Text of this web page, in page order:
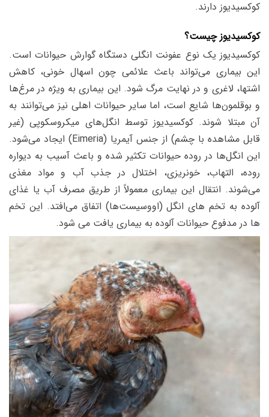
کوکسیدیوز دارند.
کوکسیدیوز چیست؟
کوکسیدیوز یک نوع عفونت انگلی دستگاه گوارش حیوانات است.
این بیماری می‌تواند باعث علائمی چون اسهال خونی، کاهش
اشتها، لاغری و در نهایت مرگ شود. این بیماری به ویژه در مرغ‌ها
و بوقلمون‌ها شایع است، اما سایر حیوانات اهلی نیز می‌توانند به
آن مبتلا شوند. کوکسیدیوز توسط انگل‌های میکروسکوپی (غیر
قابل مشاهده با چشم) از جنس آیمریا (Eimeria) ایجاد می‌شود.
این انگل‌ها در روده حیوانات تکثیر شده و باعث آسیب به دیواره
روده، التهاب، خونریزی، اختلال در جذب آب و مواد مغذی
می‌شوند. انتقال این بیماری معمولاً از طریق مصرف آب یا غذای
آلوده به تخم های انگل (اووسیست‌ها) اتفاق می‌افتد. این تخم
ها در مدفوع حیوانات آلوده به بیماری یافت می شود.